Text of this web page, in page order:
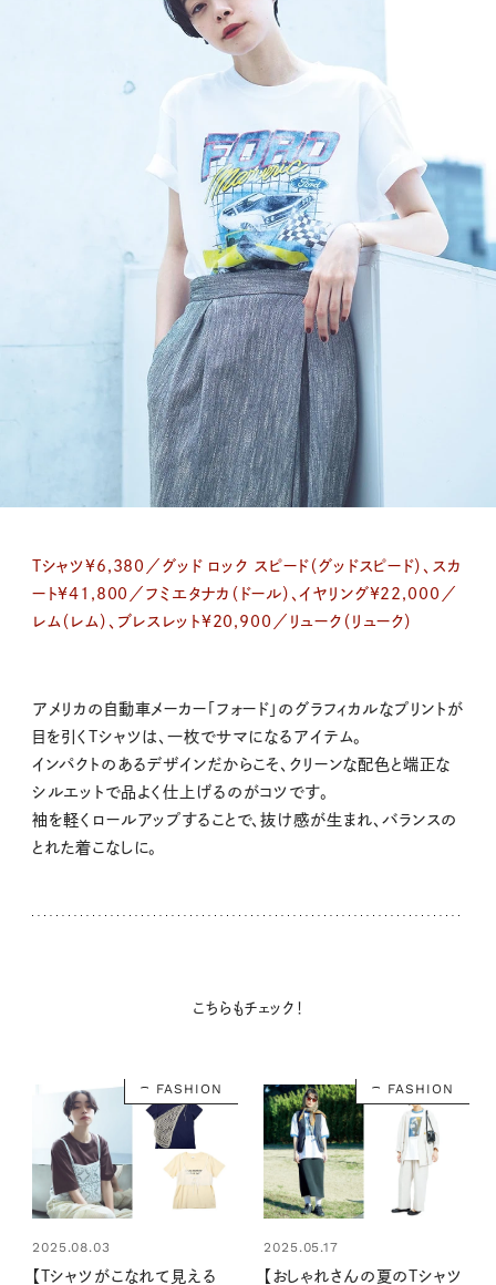
Tシャツ¥6,380／グッド ロック スピード（グッドスピード）、スカ
ート¥41,800／フミエタナカ（ドール）、イヤリング¥22,000／
レム（レム）、ブレスレット¥20,900／リューク（リューク）
アメリカの自動車メーカー「フォード」のグラフィカルなプリントが
目を引くTシャツは、一枚でサマになるアイテム。
インパクトのあるデザインだからこそ、クリーンな配色と端正な
シルエットで品よく仕上げるのがコツです。
袖を軽くロールアップすることで、抜け感が生まれ、バランスの
とれた着こなしに。
こちらもチェック！
FASHION
2025.08.03
【Tシャツがこなれて見える
FASHION
2025.05.17
【おしゃれさんの夏のTシャツ